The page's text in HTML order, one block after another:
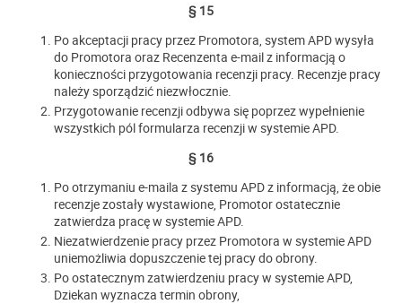
§ 15
Po akceptacji pracy przez Promotora, system APD wysyła
do Promotora oraz Recenzenta e-mail z informacją o
konieczności przygotowania recenzji pracy. Recenzje pracy
należy sporządzić niezwłocznie.
Przygotowanie recenzji odbywa się poprzez wypełnienie
wszystkich pól formularza recenzji w systemie APD.
§ 16
Po otrzymaniu e-maila z systemu APD z informacją, że obie
recenzje zostały wystawione, Promotor ostatecznie
zatwierdza pracę w systemie APD.
Niezatwierdzenie pracy przez Promotora w systemie APD
uniemożliwia dopuszczenie tej pracy do obrony.
Po ostatecznym zatwierdzeniu pracy w systemie APD,
Dziekan wyznacza termin obrony,